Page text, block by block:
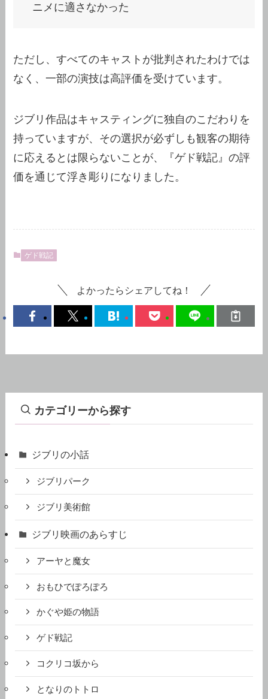
ニメに適さなかった
ただし、すべてのキャストが批判されたわけでは
なく、一部の演技は高評価を受けています。
ジブリ作品はキャスティングに独自のこだわりを
持っていますが、その選択が必ずしも観客の期待
に応えるとは限らないことが、『ゲド戦記』の評
価を通じて浮き彫りになりました。
ゲド戦記
よかったらシェアしてね！
カテゴリーから探す
ジブリの小話
ジブリパーク
ジブリ美術館
ジブリ映画のあらすじ
アーヤと魔女
おもひでぽろぽろ
かぐや姫の物語
ゲド戦記
コクリコ坂から
となりのトトロ